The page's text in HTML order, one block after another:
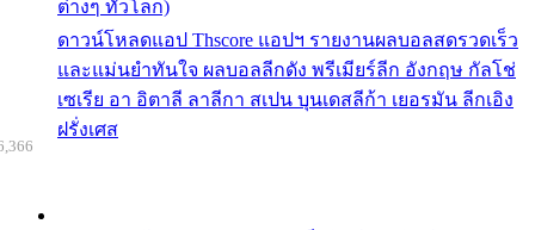
ต่างๆ ทั่วโลก)
ดาวน์โหลดแอป Thscore แอปฯ รายงานผลบอลสดรวดเร็ว
และแม่นยำทันใจ ผลบอลลีกดัง พรีเมียร์ลีก อังกฤษ กัลโช่
เซเรีย อา อิตาลี ลาลีกา สเปน บุนเดสลีก้า เยอรมัน ลีกเอิง
ฝรั่งเศส